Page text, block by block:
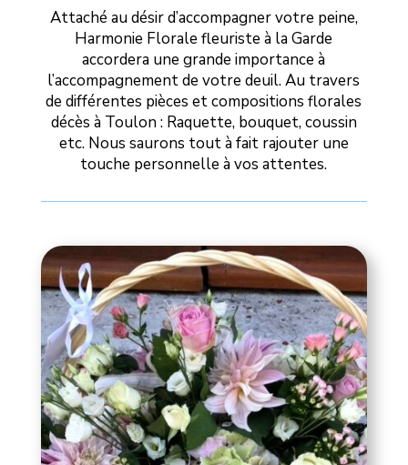
Attaché au désir d’accompagner votre peine,
Harmonie Florale fleuriste à la Garde
accordera une grande importance à
l’accompagnement de votre deuil. Au travers
de différentes pièces et compositions florales
décès à Toulon : Raquette, bouquet, coussin
etc. Nous saurons tout à fait rajouter une
touche personnelle à vos attentes.